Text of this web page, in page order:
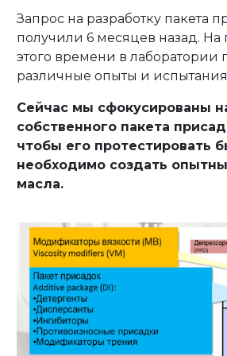
Запрос на разработку пакета
получили 6 месяцев назад.
этого времени в лаборатории
различные опыты и
Сейчас мы сфокусированы
собственного пакета
чтобы его протестировать
необходимо создать
масла.